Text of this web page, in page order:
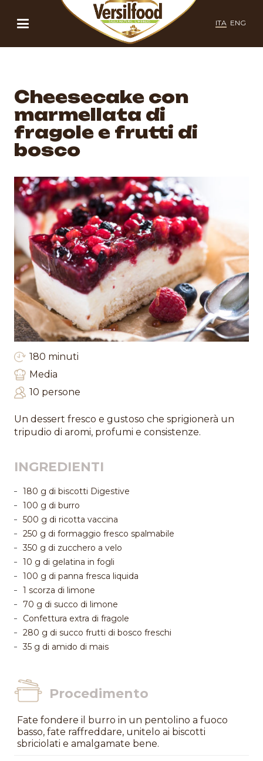
ITA ENG
Cheesecake con
marmellata di
fragole e frutti di
bosco
180 minuti
Media
10 persone
Un dessert fresco e gustoso che sprigionerà un
tripudio di aromi, profumi e consistenze.
INGREDIENTI
180 g di biscotti Digestive
100 g di burro
500 g di ricotta vaccina
250 g di formaggio fresco spalmabile
350 g di zucchero a velo
10 g di gelatina in fogli
100 g di panna fresca liquida
1 scorza di limone
70 g di succo di limone
Confettura extra di fragole
280 g di succo frutti di bosco freschi
35 g di amido di mais
Procedimento
Fate fondere il burro in un pentolino a fuoco
basso, fate raffreddare, unitelo ai biscotti
sbriciolati e amalgamate bene.